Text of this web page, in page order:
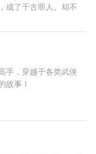
拿来卖，是没见过钱
“是我有眼无珠，是
求卖我一个吧。” 季
成了千古罪人。却不
凭借着美色给抓捕
陷入了沉睡，需要她
地里阴戳戳的弄死
发了。在姜妯的印
吗？但——？？？——
的抱着她，软乎乎的
吗？”——病娇黑暗的
禁着她说：“妯妯，
勾魂的男鬼抛着媚
人家快不行了，快点
定是我的打开方式不
手，穿越于各类武侠
故事！